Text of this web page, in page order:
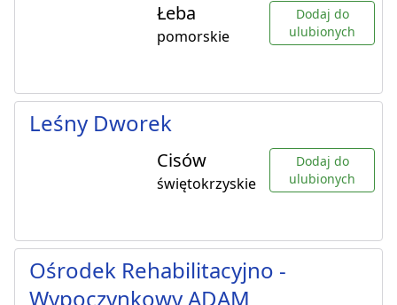
Łeba
pomorskie
Dodaj do
ulubionych
Leśny Dworek
Cisów
świętokrzyskie
Dodaj do
ulubionych
Ośrodek Rehabilitacyjno -
Wypoczynkowy ADAM